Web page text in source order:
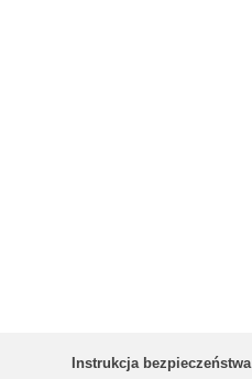
Instrukcja bezpieczeństwa